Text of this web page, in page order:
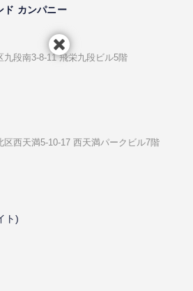
ド カンパニー
九段南3-8-11 飛栄九段ビル5階
区⻄天満5-10-17 ⻄天満パークビル7階
ト)